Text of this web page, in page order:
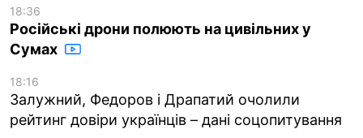
18:36
Російські дрони полюють на цивільних у
Сумах
18:16
Залужний, Федоров і Драпатий очолили
рейтинг довіри українців – дані соцопитування